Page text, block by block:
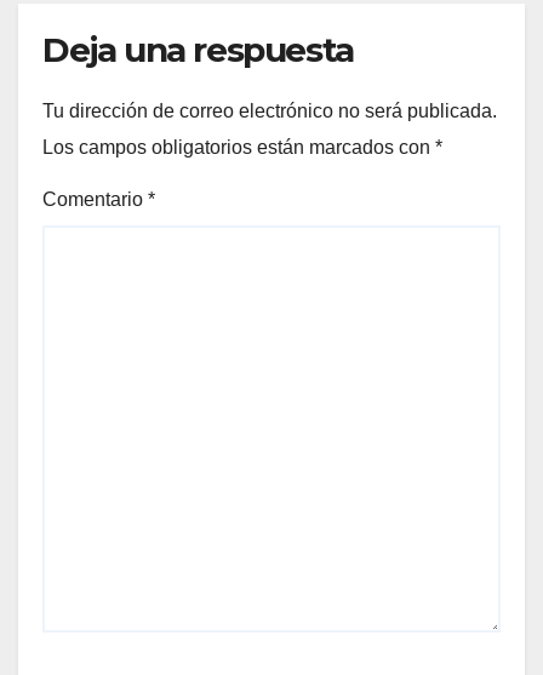
Deja una respuesta
Tu dirección de correo electrónico no será publicada.
Los campos obligatorios están marcados con *
Comentario *